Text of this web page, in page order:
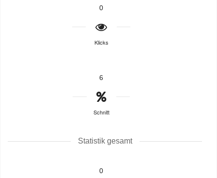
0
Klicks
6
Schnitt
Statistik gesamt
0